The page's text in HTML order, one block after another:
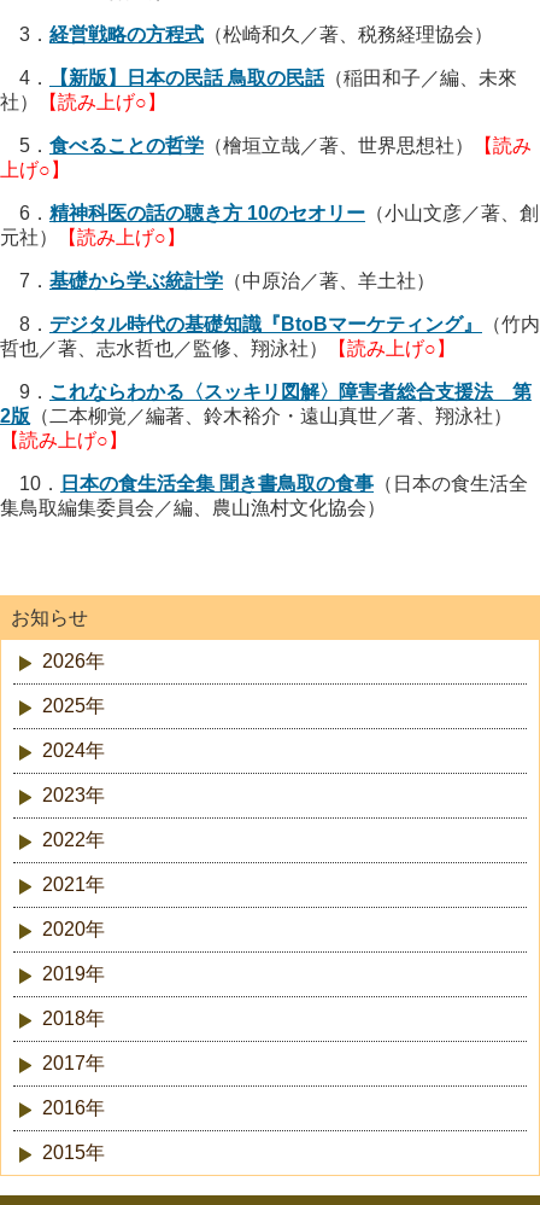
3． 経営戦略の方程式 （松崎和久／著、税務経理協会）
4． 【新版】日本の民話 鳥取の民話（稲田和子／編、未來
社）
【読み上げ○】
5． 食べることの哲学 （檜垣立哉／著、世界思想社）
【読み
上げ○】
6． 精神科医の話の聴き方 10のセオリー （小山文彦／著、創
元社）
【読み上げ○】
7． 基礎から学ぶ統計学 （中原治／著、羊土社）
8． デジタル時代の基礎知識『BtoBマーケティング』
（竹内
哲也／著、志水哲也／監修、翔泳社）
【読み上げ○】
9． これならわかる〈スッキリ図解〉障害者総合支援法 第
2版 （二本柳覚／編著、鈴木裕介・遠山真世／著、翔泳社）
【読み上げ○】
10． 日本の食生活全集 聞き書鳥取の食事 （日本の食生活全
集鳥取編集委員会／編、農山漁村文化協会）
お知らせ
2026年
2025年
2024年
2023年
2022年
2021年
2020年
2019年
2018年
2017年
2016年
2015年